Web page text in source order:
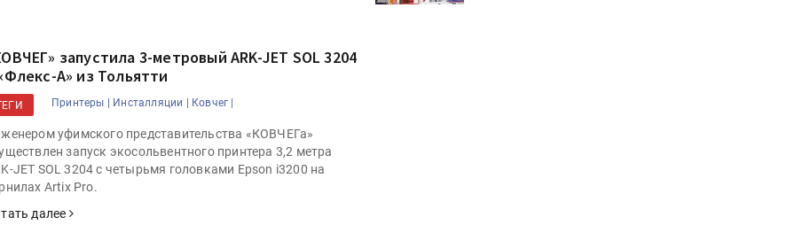
запустила 3-метровый ARK-JET SOL 3204
А» из Тольятти
Принтеры | Инсталляции | Ковчег |
уфимского представительства «КОВЧЕГа»
запуск экосольвентного принтера 3,2 метра
JET SOL 3204 с четырьмя головками Epson i3200 на
Artix Pro.
далее